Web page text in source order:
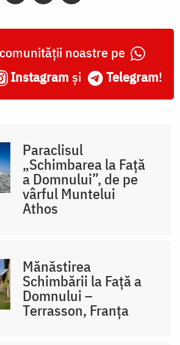
noastre pe
Instagram și Telegram!
Paraclisul
„Schimbarea la Față
a Domnului”, de pe
vârful Muntelui
Athos
Mănăstirea
Schimbării la Față a
Domnului –
Terrasson, Franţa